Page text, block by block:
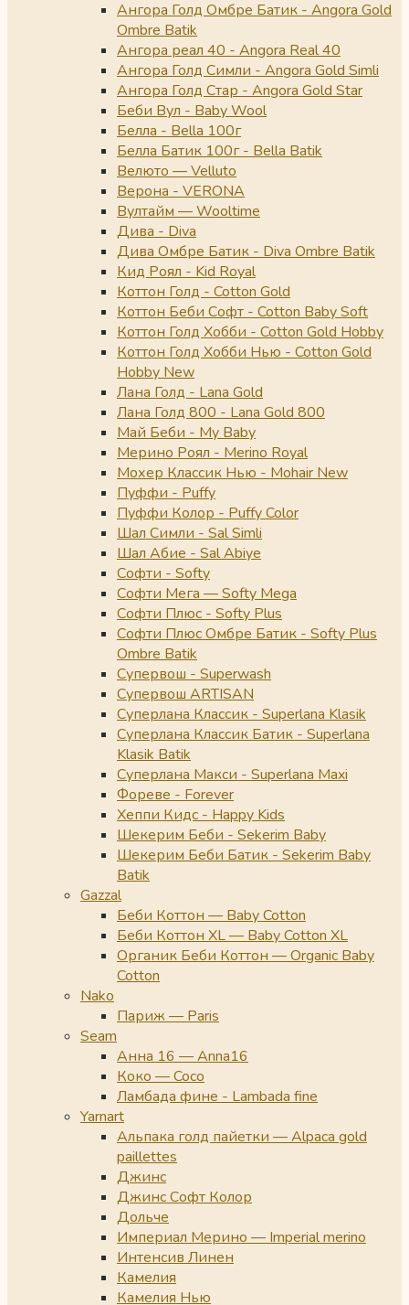
Ангора Голд Омбре Батик - Angora Gold
Ombre Batik
Ангора реал 40 - Angora Real 40
Ангора Голд Симли - Angora Gold Simli
Ангора Голд Стар - Angora Gold Star
Беби Вул - Baby Wool
Белла - Bella 100г
Белла Батик 100г - Bella Batik
Велюто — Velluto
Верона - VERONA
Вултайм — Wooltime
Дива - Diva
Дива Омбре Батик - Diva Ombre Batik
Кид Роял - Kid Royal
Коттон Голд - Cotton Gold
Коттон Беби Софт - Cotton Baby Soft
Коттон Голд Хобби - Cotton Gold Hobby
Коттон Голд Хобби Нью - Cotton Gold
Hobby New
Лана Голд - Lana Gold
Лана Голд 800 - Lana Gold 800
Май Беби - My Baby
Мерино Роял - Merino Royal
Мохер Классик Нью - Mohair New
Пуффи - Puffy
Пуффи Колор - Puffy Color
Шал Симли - Sal Simli
Шал Абие - Sal Abiye
Софти - Softy
Софти Мега — Softy Mega
Софти Плюс - Softy Plus
Софти Плюс Омбре Батик - Softy Plus
Ombre Batik
Супервош - Superwash
Супервош ARTISAN
Суперлана Классик - Superlana Klasik
Суперлана Классик Батик - Superlana
Klasik Batik
Суперлана Макси - Superlana Maxi
Фореве - Forever
Хеппи Кидс - Happy Kids
Шекерим Беби - Sekerim Baby
Шекерим Беби Батик - Sekerim Baby
Batik
Gazzal
Беби Коттон — Baby Cotton
Беби Коттон XL — Baby Cotton XL
Органик Беби Коттон — Organic Baby
Cotton
Nako
Париж — Paris
Seam
Анна 16 — Anna16
Коко — Coco
Ламбада фине - Lambada fine
Yarnart
Альпака голд пайетки — Alpaca gold
paillettes
Джинс
Джинс Софт Колор
Дольче
Империал Мерино — Imperial merino
Интенсив Линен
Камелия
Камелия Нью